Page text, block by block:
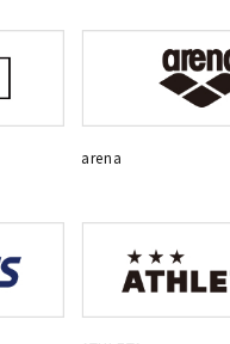
arena